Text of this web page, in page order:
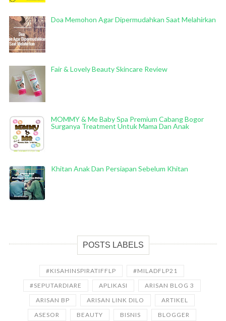
Doa Memohon Agar Dipermudahkan Saat Melahirkan
Fair & Lovely Beauty Skincare Review
MOMMY & Me Baby Spa Premium Cabang Bogor
Surganya Treatment Untuk Mama Dan Anak
Khitan Anak Dan Persiapan Sebelum Khitan
POSTS LABELS
#KISAHINSPIRATIFFLP
#MILADFLP21
#SEPUTARDIARE
APLIKASI
ARISAN BLOG 3
ARISAN BP
ARISAN LINK DILO
ARTIKEL
ASESOR
BEAUTY BISNIS
BLOGGER